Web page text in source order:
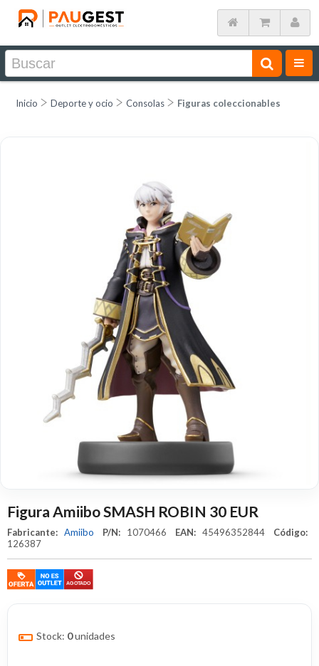
Inicio Deporte y ocio Consolas Figuras coleccionables
Figura Amiibo SMASH ROBIN 30 EUR
Fabricante: Amiibo P/N: 1070466 EAN: 45496352844 Código:
126387
Stock: 0unidades